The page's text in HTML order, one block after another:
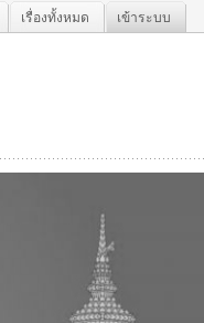
เรื่องทั้งหมด เข้าระบบ